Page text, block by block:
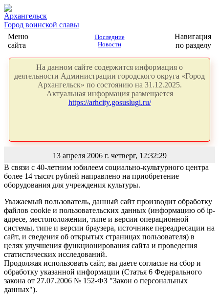
Архангельск
Город воинской славы
Меню
сайта
Последние
Новости
Навигация
по разделу
На данном сайте содержится информация о
деятельности Администрации городского округа «Город
Архангельск» по состоянию на 31.12.2025.
Актуальная информация размещается
https://arhcity.gosuslugi.ru/
13 апреля 2006 г. четверг, 12:32:29
В связи с 40-летним юбилеем социально-культурного центра
более 14 тысяч рублей направлено на приобретение
оборудования для учреждения культуры.
Уважаемый пользователь, данный сайт производит обработку
файлов cookie и пользовательских данных (информацию об ip-
адресе, местоположении, типе и версии операционной
системы, типе и версии браузера, источнике переадресации на
сайт, и сведения об открытых страницах пользователя) в
целях улучшения функционирования сайта и проведения
статистических исследований.
Продолжая использовать сайт, вы даете согласие на сбор и
обработку указанной информации (Статья 6 Федерального
закона от 27.07.2006 № 152-ФЗ "Закон о персональных
данных").